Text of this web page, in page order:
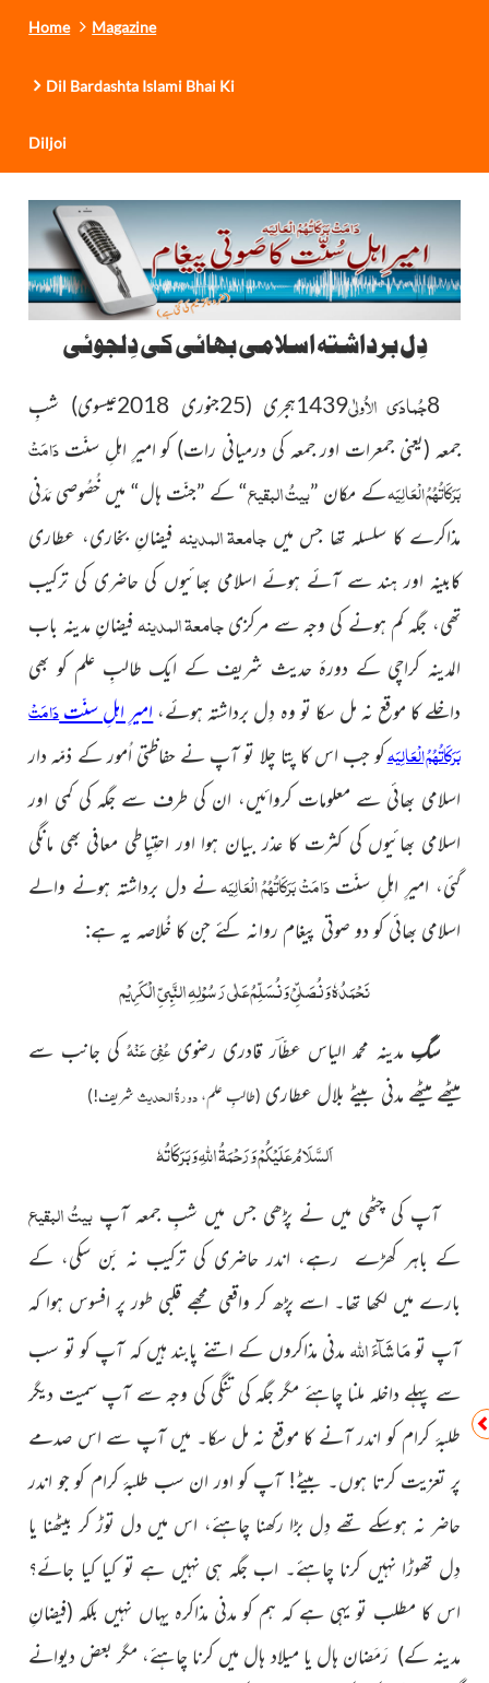
Home Magazine
Dil Bardashta Islami Bhai Ki
Diljoi
دِل برداشتہ اسلامی بھائی کی دِلجوئی
8جُمادَی الاُولٰی1439ہجری (25جنوری 2018عیسوی)
شبِ
جمعہ (یعنی جمعرات اور جمعہ کی درمیانی رات) کو امیرِ اہلِ سنّت دَامَتْ
بَرَکَاتُہُمُ الْعَالِیَہکے مکان ”بیتُ البقیع“ کے ”جنّت ہال“ میں خُصُوصی مَدَنی
مذاکرے کا سلسلہ تھا جس میںجامعۃ المدینہ فیضانِ بخاری، عطاری
کابینہ اور ہند سے آئے ہوئے اسلامی بھائیوں کی حاضری کی ترکیب
تھی، جگہ کم ہونے کی وجہ سے مرکزیجامعۃ المدینہفیضانِ مدینہ باب
المدینہ کراچی کے دورۂ حدیث شریف کے ایک طالبِ علم کو بھی
داخلے کا موقع نہ مل سکا تو وہ دِل برداشتہ ہوئے، امیرِ اہلِ سنّتدَامَتْ
بَرَکَاتُہُمُ الْعَالِیَہکو جب اس کا پتا چلا تو آپ نے حفاظتی اُمور کے ذمّہ دار
اسلامی بھائی سے معلومات کروائیں، ان کی طرف سے جگہ کی کمی اور
اسلامی بھائیوں کی کثرت کا عذر بیان ہوا اور احتِیِاطی معافی بھی مانگی
گئی، امیرِ اہلِ سنّتدَامَتْ بَرَکَاتُہُمُ الْعَالِیَہنے دل برداشتہ ہونے والے
اسلامی بھائی کو دو صوتی پیغام روانہ کئے جن کا خُلاصہ یہ ہے:
نَحْمَدُہٗ وَنُصَلِّیْ وَنُسَلِّمُ عَلٰی رَسُوْلِہِ النَّبِیِّ الْکَرِیْم
سگِ مدینہ محمد الیاس عطّاؔر قادری رضویعُفِیَ عَنْہُکی جانب سے
میٹھے میٹھے مدنی بیٹے بلال عطاری (طالبِ علم،دورۃُ الحدیث شریف!)
اَلسَّلَامُ عَلَیْکُمْ وَرَحْمَۃُ اللّٰہِ وَبَرَکَاتُہٗ
آپ کی چٹھی میں نے پڑھی جس میں شبِ جمعہ آپ بیتُ البقیع
کے باہر کھڑے رہے، اندر حاضری کی ترکیب نہ بَن سکی، کے
بارے میں لکھا تھا۔ اسے پڑھ کر واقعی مجھے قلبی طور پر افسوس ہوا کہ
آپ تومَا شَآءَ اللّٰہ مدنی مذاکروں کے اتنے پابند ہیں کہ آپ کو تو سب
سے پہلے داخلہ ملنا چاہئے مگر جگہ کی تنگی کی وجہ سے آپ سمیت دیگر
طلبۂ کرام کو اندر آنے کا موقع نہ مل سکا۔ میں آپ سے اس صدمے
پر تعزیت کرتا ہوں۔ بیٹے! آپ کو اور ان سب طلبۂ کرام کو جو اندر
حاضر نہ ہوسکے تھے دِل بڑا رکھنا چاہئے، اس میں دل توڑ کر بیٹھنا یا
دِل تھوڑا نہیں کرنا چاہئے۔ اب جگہ ہی نہیں ہے تو کیا کیا جائے؟
اس کا مطلب تو یہی ہے کہ ہم کو مدنی مذاکرہ یہاں نہیں بلکہ (فیضانِ
مدینہ کے) رَمَضان ہال یا میلاد ہال میں کرنا چاہئے، مگر بعض دیوانے